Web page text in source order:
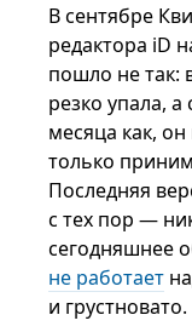
В сентябре
редактора iD
пошло не так:
резко упала,
месяца как,
только
Последняя
с тех пор —
сегодняшнее
не работает
и грустновато.